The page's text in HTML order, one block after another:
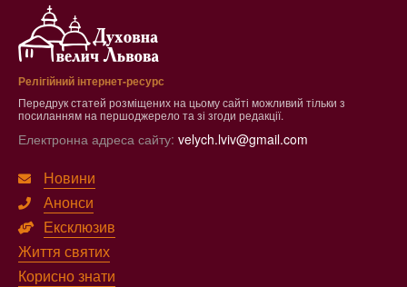
Релігійний інтернет-ресурс
Передрук статей розміщених на цьому сайті можливий тільки з
посиланням на першоджерело та зі згоди редакції.
Електронна адреса сайту: velych.lviv@gmail.com
Новини
Анонси
Ексклюзив
Життя святих
Корисно знати